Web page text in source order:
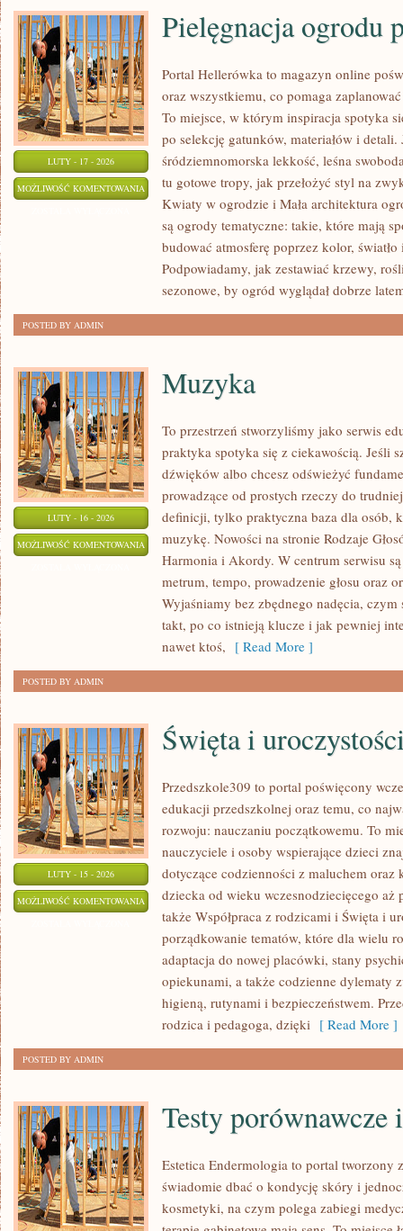
LUTY - 17 - 2026
MOŻLIWOŚĆ KOMENTOWANIA PIELĘGNACJA
OGRODU
PRZEZ
CAŁY
ROK
Pielęgnacja ogrodu
Portal Hellerówka to magazyn online
oraz wszystkiemu, co pomaga
To miejsce, w którym inspiracja spotyka
po selekcję gatunków, materiałów i detali.
śródziemnomorska lekkość, leśna
tu gotowe tropy, jak przełożyć styl na
Kwiaty w ogrodzie i Mała architektura
są ogrody tematyczne: takie, które mają
budować atmosferę poprzez kolor,
Podpowiadamy, jak zestawiać krzewy,
sezonowe, by ogród wyglądał dobrze
POSTED BY ADMIN
LUTY - 16 - 2026
MOŻLIWOŚĆ KOMENTOWANIA MUZYKA
Muzyka
To przestrzeń stworzyliśmy jako serwis
praktyka spotyka się z ciekawością. Jeśli
dźwięków albo chcesz odświeżyć
prowadzące od prostych rzeczy do
definicji, tylko praktyczna baza dla osób,
muzykę. Nowości na stronie Rodzaje
Harmonia i Akordy. W centrum serwisu
metrum, tempo, prowadzenie głosu oraz
Wyjaśniamy bez zbędnego nadęcia,
takt, po co istnieją klucze i jak pewniej
nawet ktoś, [ Read More ]
POSTED BY ADMIN
LUTY - 15 - 2026
MOŻLIWOŚĆ KOMENTOWANIA ŚWIĘTA
UROCZYSTOŚCI
Święta i
Przedszkole309 to portal poświęcony
edukacji przedszkolnej oraz temu, co
rozwoju: nauczaniu początkowemu. To
nauczyciele i osoby wspierające dzieci
dotyczące codzienności z maluchem oraz
dziecka od wieku wczesnodziecięcego aż
także Współpraca z rodzicami i Święta i
porządkowanie tematów, które dla wielu
adaptacja do nowej placówki, stany
opiekunami, a także codzienne dylematy
higieną, rutynami i bezpieczeństwem.
rodzica i pedagoga, dzięki [ Read More ]
POSTED BY ADMIN
Testy
Estetica Endermologia to portal tworzony
świadomie dbać o kondycję skóry i
kosmetyki, na czym polega zabiegi